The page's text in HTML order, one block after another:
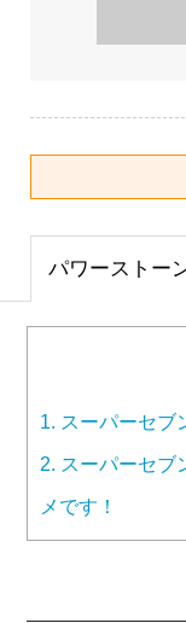
パワーストー
1. スーパーセブ
2. スーパーセブ
メです！